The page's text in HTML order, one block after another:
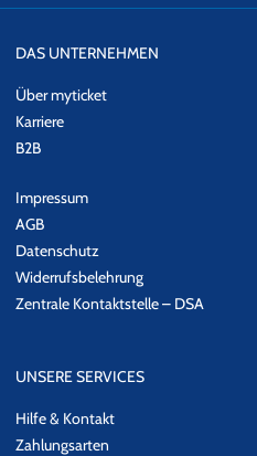
DAS UNTERNEHMEN
Über myticket
Karriere
B2B
Impressum
AGB
Datenschutz
Widerrufsbelehrung
Zentrale Kontaktstelle – DSA
UNSERE SERVICES
Hilfe & Kontakt
Zahlungsarten